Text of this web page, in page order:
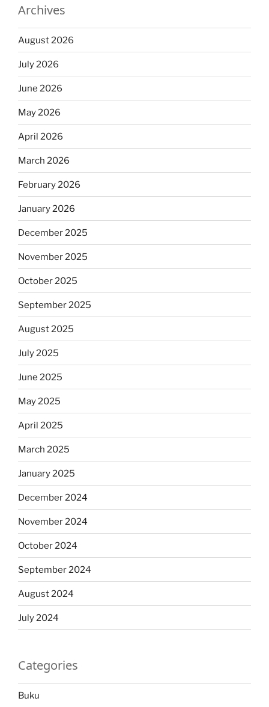
Archives
August 2026
July 2026
June 2026
May 2026
April 2026
March 2026
February 2026
January 2026
December 2025
November 2025
October 2025
September 2025
August 2025
July 2025
June 2025
May 2025
April 2025
March 2025
January 2025
December 2024
November 2024
October 2024
September 2024
August 2024
July 2024
Categories
Buku